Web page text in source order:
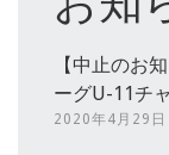
【中止のお
ーグU-11チ
2020年4月29日